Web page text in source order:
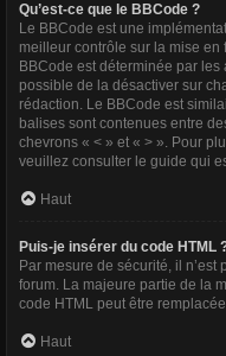
Qu’est-ce que le BBCode ?
Le BBCode est une
meilleur contrôle sur la mise en
BBCode est déterminée par
possible de la désactiver sur
rédaction. Le BBCode est
balises sont contenues entre
chevrons « < » et « > ». Pour
veuillez consulter le guide qui
Haut
Puis-je insérer du code HTML
Par mesure de sécurité, il n’est
forum. La majeure partie de la
code HTML peut être
Haut